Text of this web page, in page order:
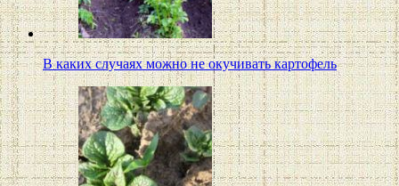
В каких случаях можно не окучивать картофель